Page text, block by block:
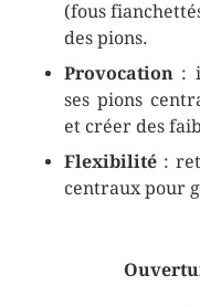
(fous
des pions.
Provocation:
ses pions
et créer des
Flexibilité:
centraux pour